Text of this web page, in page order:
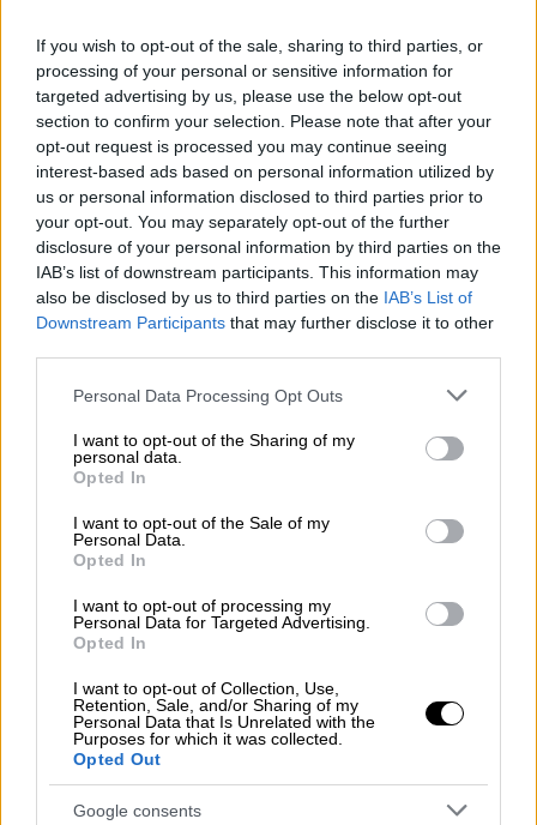
If you wish to opt-out of the sale, sharing to third parties, or
processing of your personal or sensitive information for
targeted advertising by us, please use the below opt-out
section to confirm your selection. Please note that after your
opt-out request is processed you may continue seeing
interest-based ads based on personal information utilized by
us or personal information disclosed to third parties prior to
your opt-out. You may separately opt-out of the further
disclosure of your personal information by third parties on the
IAB’s list of downstream participants. This information may
also be disclosed by us to third parties on the IAB’s List of
Downstream Participants that may further disclose it to other
Please note that this website/app uses one or more Google
not limited to your visit or usage behaviour. You may click to
grant or deny consent to Google and its third-party tags to
use your data for below specified purposes in below Google
consent section.
Personal Data Processing Opt Outs
I want to opt-out of the Sharing of my
personal data.
Opted In
I want to opt-out of the Sale of my
Personal Data.
Opted In
I want to opt-out of processing my
Personal Data for Targeted Advertising.
Opted In
I want to opt-out of Collection, Use,
Retention, Sale, and/or Sharing of my
Personal Data that Is Unrelated with the
Purposes for which it was collected.
Opted Out
Google consents
ΔΙΑΒΑΣΤΕ ΕΠΙΣΗΣ
Κόσμος|09.06.2026 22:38
Ατύχημα ή κατάρριψη; Τα σενάρια για
την πτώση του αμερικανικού Apache
στο Στενό του Ορμούζ
σταθμούς ελέγχου στο έδαφος και
εγκαταστάσεις ραντάρ επιτήρησης τουΙράν
κοντά στο στενό του Ορμούζ
αναπάντηση από πλευράς Τεχεράνης.
video